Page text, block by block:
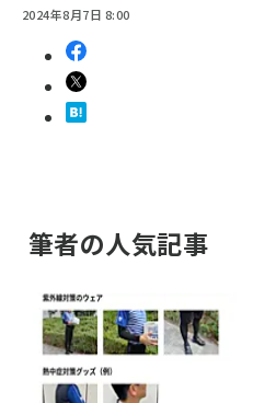
2024年8月7日 8:00
筆者の人気記事